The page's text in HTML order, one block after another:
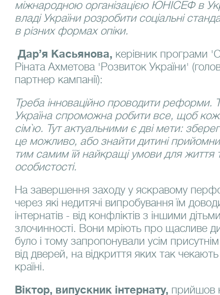
міжнародною організацією ЮНІСЕФ в
владі України розробити соціальні
в різних формах опіки.
Дар’я Касьянова, керівник програми
Ріната Ахметова 'Розвиток України'
партнер кампанії):
Треба інноваційно проводити реформи.
Україна спроможна робити все, щоб
сім`ю. Тут актуальними є дві мети:
це можливо, або знайти дитині
тим самим їй найкращі умови для життя
особистості.
На завершення заходу у яскравому
через які недитячі випробування їм
інтернатів - від конфліктів з іншими
злочинності. Вони мріють про щасливе
було і тому запропонували усім
від дверей, на відкриття яких так чекають
країні.
Віктор, випускник інтернату, прийшов